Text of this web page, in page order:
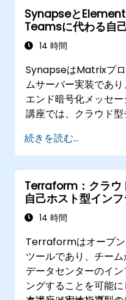
Synapseと
Teamsに代わる自
ム 14 時間
SynapseはMatrixプ
ムサーバー実装であ
エンド暗号化メッセ
講座では、クラウド
ンフラとして
級レベルのDevOps
向けの実践的なトレ
続きを読む...
Terraform：クラウ
自己ホスト型イン
14 時間
Terraformはオープン
ツールであり、チー
データセンターのイ
ングすることを可能